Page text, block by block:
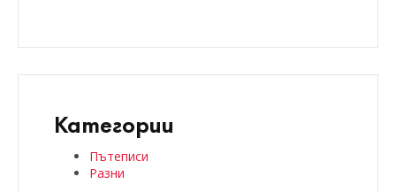
Категории
Пътеписи
Разни